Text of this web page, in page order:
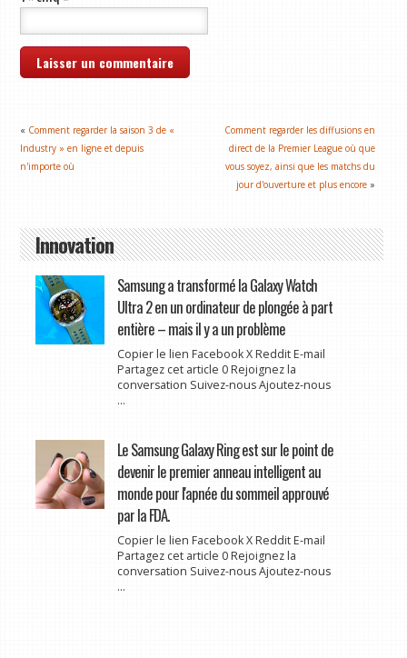
« Comment regarder la saison 3 de «
Industry » en ligne et depuis
n'importe où
Comment regarder les diffusions en
direct de la Premier League où que
vous soyez, ainsi que les matchs du
jour d'ouverture et plus encore »
Innovation
Samsung a transformé la Galaxy Watch
Ultra 2 en un ordinateur de plongée à part
entière – mais il y a un problème
Copier le lien Facebook X Reddit E-mail
Partagez cet article 0 Rejoignez la
conversation Suivez-nous Ajoutez-nous
...
Le Samsung Galaxy Ring est sur le point de
devenir le premier anneau intelligent au
monde pour l'apnée du sommeil approuvé
par la FDA.
Copier le lien Facebook X Reddit E-mail
Partagez cet article 0 Rejoignez la
conversation Suivez-nous Ajoutez-nous
...